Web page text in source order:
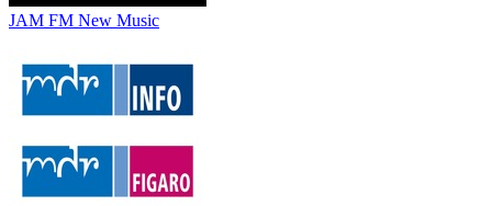
JAM FM New Music